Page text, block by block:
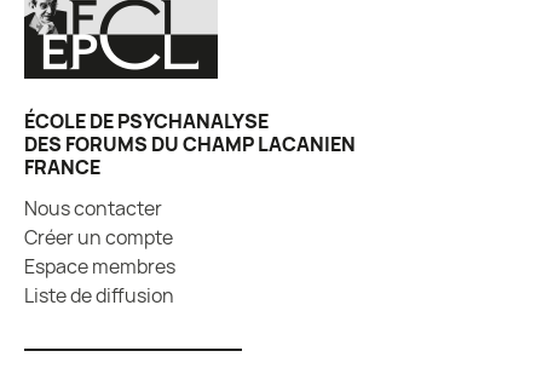
ÉCOLE DE PSYCHANALYSE
DES FORUMS DU CHAMP LACANIEN
FRANCE
Nous contacter
Créer un compte
Espace membres
Liste de diffusion